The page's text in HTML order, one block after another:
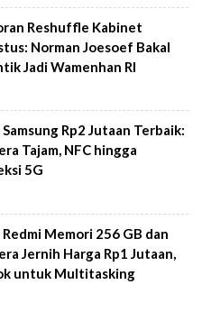
Reshuffle Kabinet
Norman Joesoef Bakal
Jadi Wamenhan RI
Samsung Rp2 Jutaan Terbaik:
Tajam, NFC hingga
5G
Redmi Memori 256 GB dan
Jernih Harga Rp1 Jutaan,
untuk Multitasking